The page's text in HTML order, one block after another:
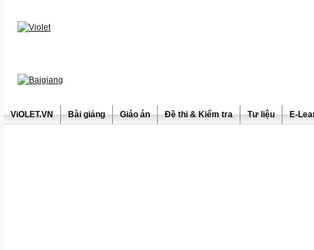
ViOLET.VN Bài giảng Giáo án Đề thi & Kiểm tra Tư liệu E-